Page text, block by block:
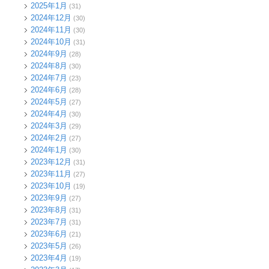
2025年1月 (31)
2024年12月 (30)
2024年11月 (30)
2024年10月 (31)
2024年9月 (28)
2024年8月 (30)
2024年7月 (23)
2024年6月 (28)
2024年5月 (27)
2024年4月 (30)
2024年3月 (29)
2024年2月 (27)
2024年1月 (30)
2023年12月 (31)
2023年11月 (27)
2023年10月 (19)
2023年9月 (27)
2023年8月 (31)
2023年7月 (31)
2023年6月 (21)
2023年5月 (26)
2023年4月 (19)